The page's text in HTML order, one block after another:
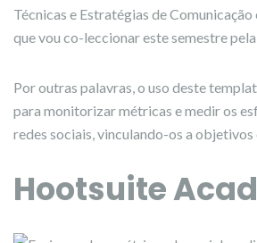
Técnicas e Estratégias de Comunicação
que vou co-leccionar este semestre pela
Por outras palavras, o uso deste
para monitorizar métricas e medir os
redes sociais, vinculando-os a objetivos
Hootsuite